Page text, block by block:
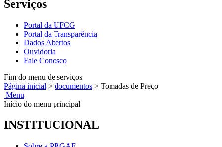
Serviços
Portal da UFCG
Portal da Transparência
Dados Abertos
Ouvidoria
Fale Conosco
Fim do menu de serviços
Página inicial > documentos > Tomadas de Preço
Menu
Início do menu principal
INSTITUCIONAL